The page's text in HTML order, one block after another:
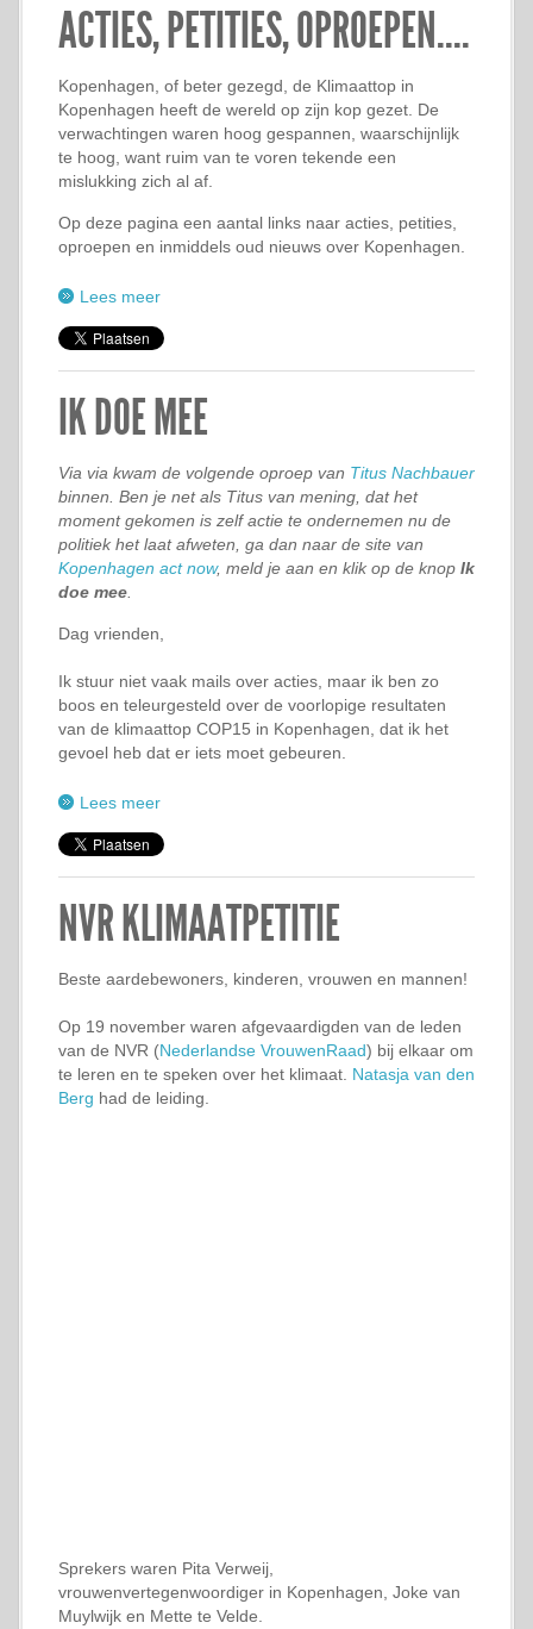
ACTIES, PETITIES, OPROEPEN....
Kopenhagen, of beter gezegd, de Klimaattop in
Kopenhagen heeft de wereld op zijn kop gezet. De
verwachtingen waren hoog gespannen, waarschijnlijk
te hoog, want ruim van te voren tekende een
mislukking zich al af.
Op deze pagina een aantal links naar acties, petities,
oproepen en inmiddels oud nieuws over Kopenhagen.
Lees meer
IK DOE MEE
Via via kwam de volgende oproep van Titus Nachbauer
binnen. Ben je net als Titus van mening, dat het
moment gekomen is zelf actie te ondernemen nu de
politiek het laat afweten, ga dan naar de site van
Kopenhagen act now, meld je aan en klik op de knop Ik
doe mee
Dag vrienden,
Ik stuur niet vaak mails over acties, maar ik ben zo
boos en teleurgesteld over de voorlopige resultaten
van de klimaattop COP15 in Kopenhagen, dat ik het
gevoel heb dat er iets moet gebeuren.
Lees meer
NVR KLIMAATPETITIE
Beste aardebewoners, kinderen, vrouwen en mannen!
Op 19 november waren afgevaardigden van de leden
van de NVR (Nederlandse VrouwenRaad) bij elkaar om
te leren en te speken over het klimaat. Natasja van den
Berg had de leiding.
Sprekers waren Pita Verweij,
vrouwenvertegenwoordiger in Kopenhagen, Joke van
Muylwijk en Mette te Velde.